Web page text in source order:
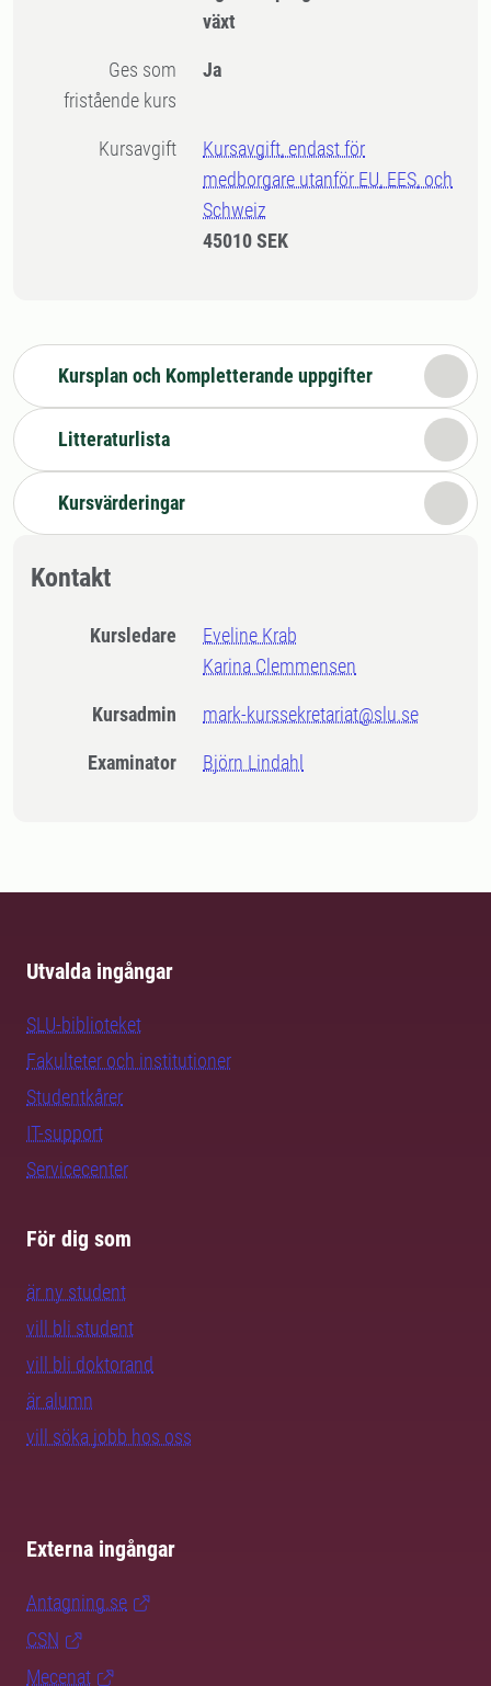
växt
Ges som
fristående kurs
Ja
Kursavgift
Kursavgift, endast för
medborgare utanför EU, EES, och
Schweiz
45010 SEK
Kursplan och Kompletterande uppgifter
Litteraturlista
Kursvärderingar
Kontakt
Kursledare
Eveline Krab
Karina Clemmensen
Kursadmin mark-kurssekretariat@slu.se
Examinator Björn Lindahl
Utvalda ingångar
SLU-biblioteket
Fakulteter och institutioner
Studentkårer
IT-support
Servicecenter
För dig som
är ny student
vill bli student
vill bli doktorand
är alumn
vill söka jobb hos oss
Externa ingångar
Antagning.se
CSN
Mecenat